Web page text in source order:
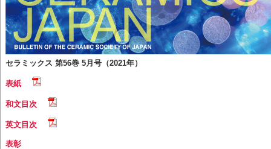
セラミックス 第56巻 5月号（2021年）
表紙
和文目次
英文目次
表彰